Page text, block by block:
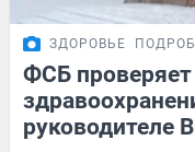
ЗДОРОВЬЕ
ФСБ
руководителе